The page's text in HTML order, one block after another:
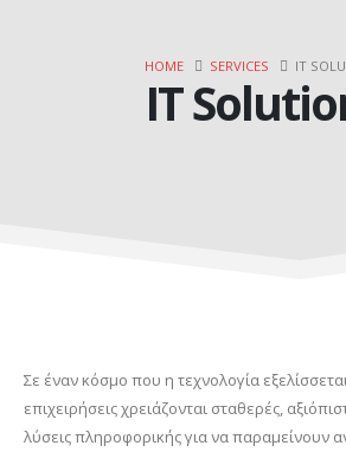
HOME SERVICES IT
IT
Σε έναν κόσμο που η τεχνολογία
επιχειρήσεις χρειάζονται σταθερές,
λύσεις πληροφορικής για να παραμείνουν